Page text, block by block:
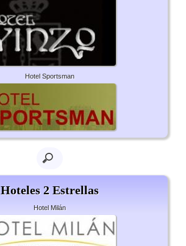
Hotel Sportsman
Hoteles 2 Estrellas
Hotel Milán